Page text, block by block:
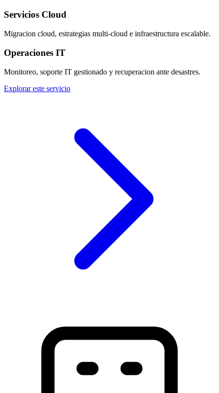
Servicios Cloud
Migracion cloud, estrategias multi-cloud e infraestructura escalable.
Operaciones IT
Monitoreo, soporte IT gestionado y recuperacion ante desastres.
Explorar este servicio